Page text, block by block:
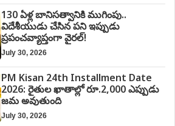
130 ఏళ్ల బానిసత్వానికి ముగింపు..
విదేశీయుడు చేసిన పని ఇప్పుడు
ప్రపంచవ్యాప్తంగా వైరల్!
July 30, 2026
PM Kisan 24th Installment Date
2026: రైతుల ఖాతాల్లో రూ.2,000 ఎప్పుడు
జమ అవుతుంది
July 30, 2026